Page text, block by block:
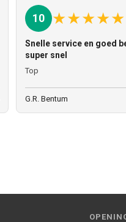
10 ★★★★★
Snelle service en goed
super snel
Top
G.R. Bentum